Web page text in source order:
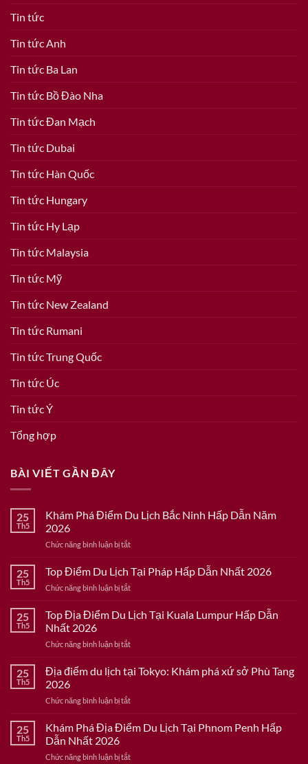
Tin tức
Tin tức Anh
Tin tức Ba Lan
Tin tức Bồ Đào Nha
Tin tức Đan Mạch
Tin tức Dubai
Tin tức Hàn Quốc
Tin tức Hungary
Tin tức Hy Lạp
Tin tức Malaysia
Tin tức Mỹ
Tin tức New Zealand
Tin tức Rumani
Tin tức Trung Quốc
Tin tức Úc
Tin tức Ý
Tổng hợp
BÀI VIẾT GẦN ĐÂY
25
Th5
Khám Phá Điểm Du Lịch Bắc Ninh Hấp Dẫn Năm
2026
Chức năng bình luận bị tắtở
Phá
Điểm
Du
Bắc
Dẫn
2026
25
Th5
Top Điểm Du Lịch Tại Pháp Hấp Dẫn Nhất 2026
Chức năng bình luận bị tắtở
Điểm
Du
Tại
Hấp
2026
25
Th5
Top Địa Điểm Du Lịch Tại Kuala Lumpur Hấp Dẫn
Nhất 2026
Chức năng bình luận bị tắtở
Địa
Điểm
Lịch
Kuala
Dẫn
25
Th5
Địa điểm du lịch tại Tokyo: Khám phá xứ sở Phù Tang
2026
Chức năng bình luận bị tắtở
điểm
tại
25
Th5
Khám Phá Địa Điểm Du Lịch Tại Phnom Penh Hấp
Dẫn Nhất 2026
Chức năng bình luận bị tắtở